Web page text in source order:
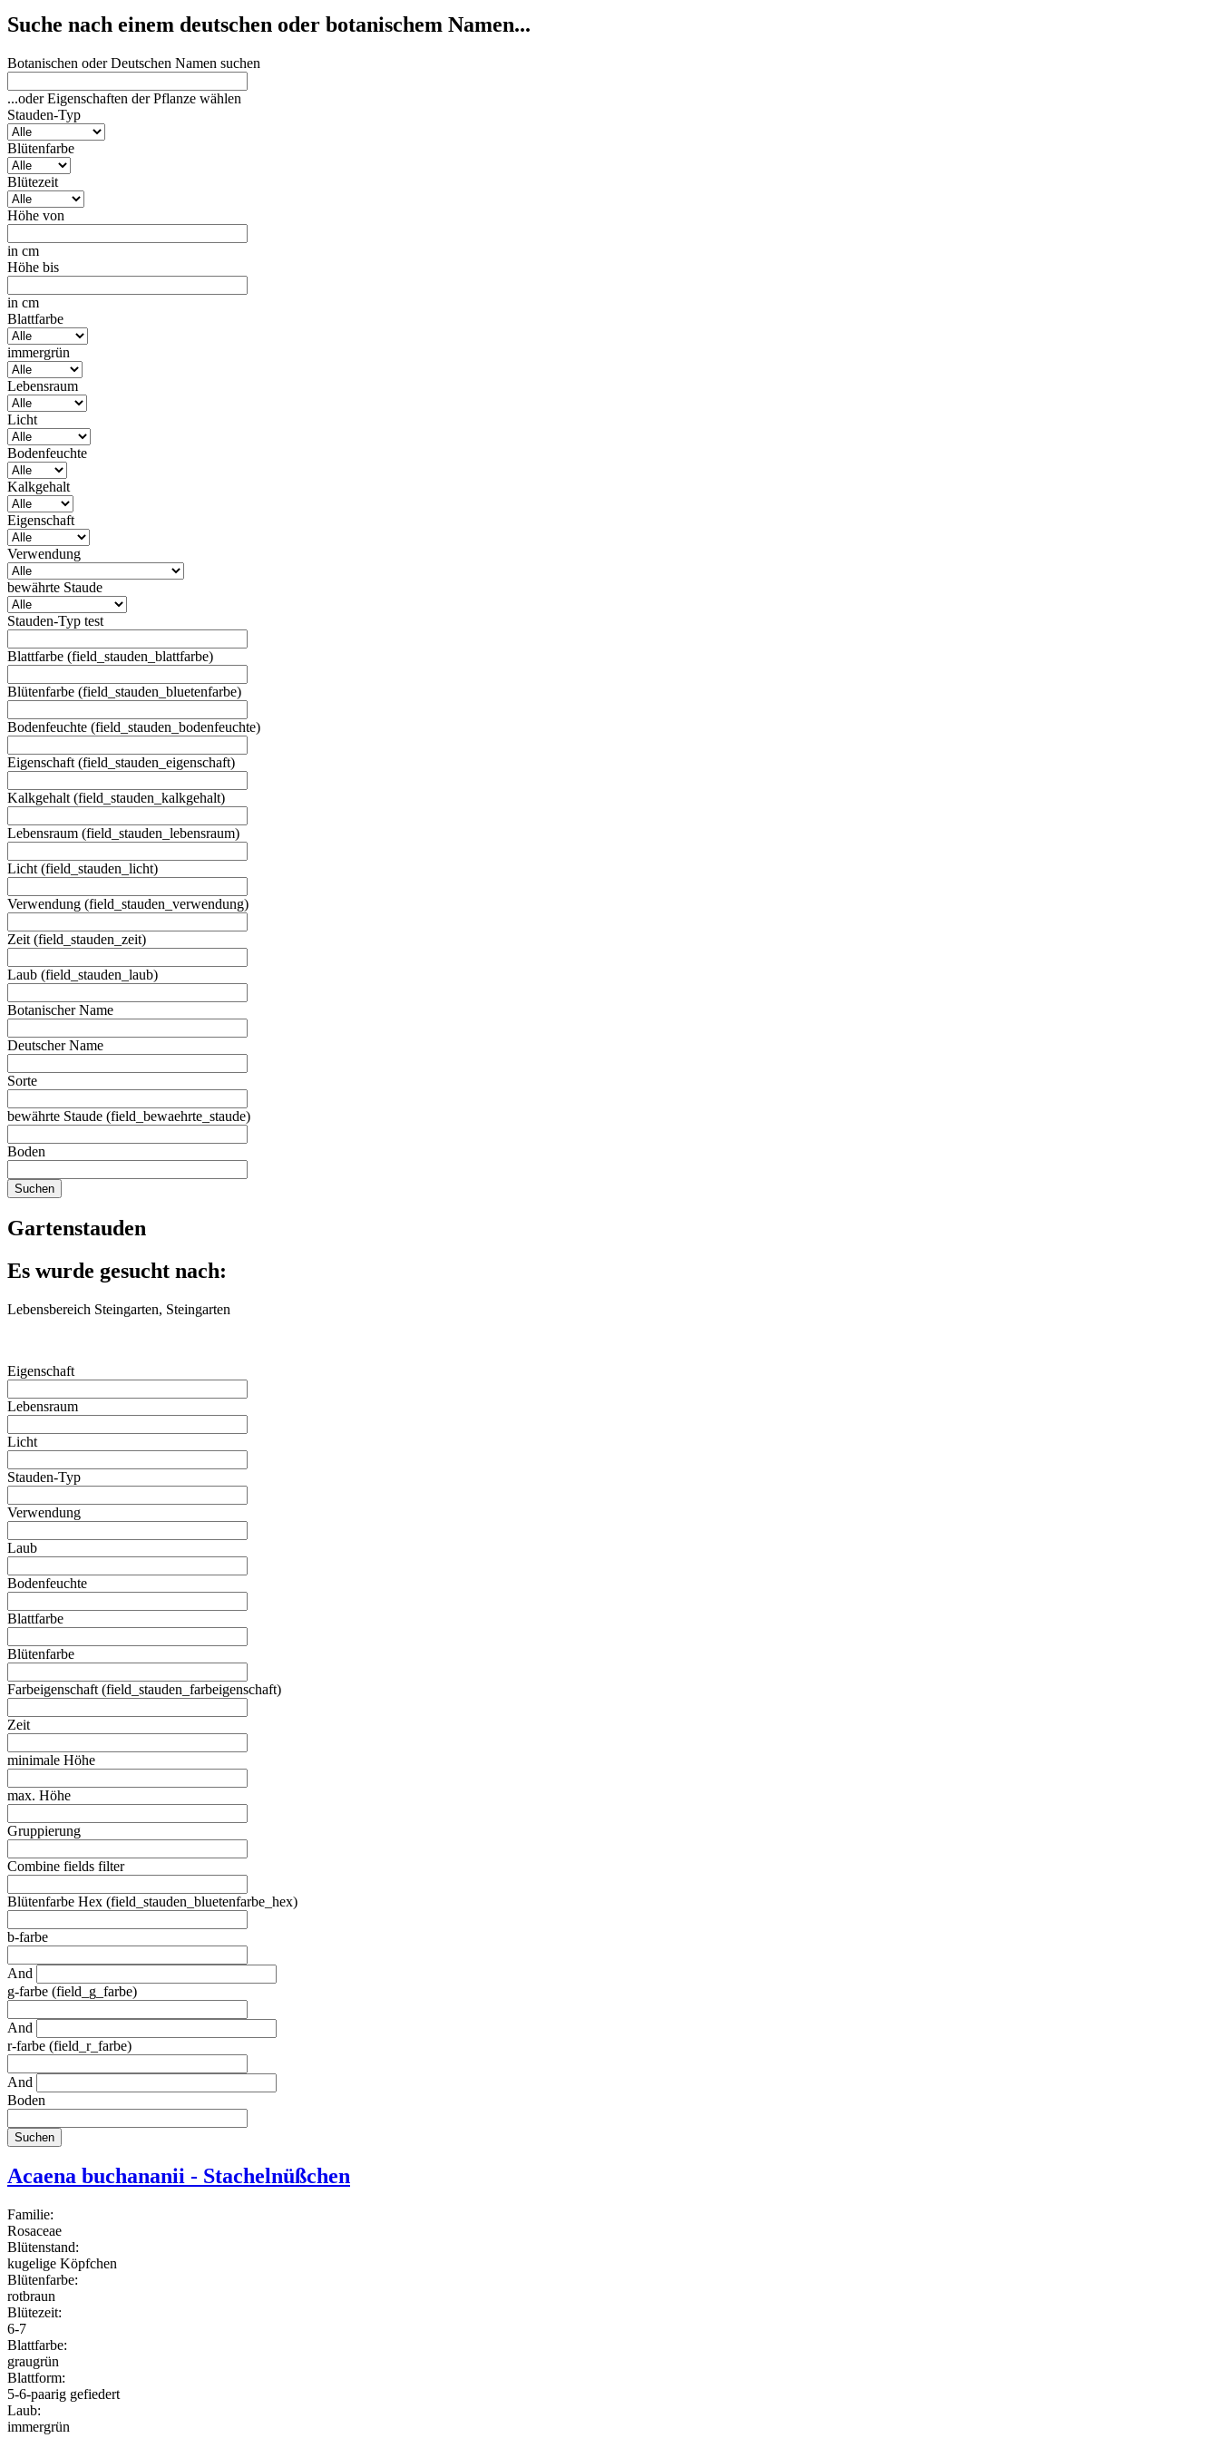
Suche nach einem deutschen oder botanischem Namen...
Botanischen oder Deutschen Namen suchen
...oder Eigenschaften der Pflanze wählen
Stauden-Typ
Blütenfarbe
Blütezeit
Höhe von
in cm
Höhe bis
in cm
Blattfarbe
immergrün
Lebensraum
Licht
Bodenfeuchte
Kalkgehalt
Eigenschaft
Verwendung
bewährte Staude
Stauden-Typ test
Blattfarbe (field_stauden_blattfarbe)
Blütenfarbe (field_stauden_bluetenfarbe)
Bodenfeuchte (field_stauden_bodenfeuchte)
Eigenschaft (field_stauden_eigenschaft)
Kalkgehalt (field_stauden_kalkgehalt)
Lebensraum (field_stauden_lebensraum)
Licht (field_stauden_licht)
Verwendung (field_stauden_verwendung)
Zeit (field_stauden_zeit)
Laub (field_stauden_laub)
Botanischer Name
Deutscher Name
Sorte
bewährte Staude (field_bewaehrte_staude)
Boden
Gartenstauden
Es wurde gesucht nach:
Lebensbereich Steingarten, Steingarten
Eigenschaft
Lebensraum
Licht
Stauden-Typ
Verwendung
Laub
Bodenfeuchte
Blattfarbe
Blütenfarbe
Farbeigenschaft (field_stauden_farbeigenschaft)
Zeit
minimale Höhe
max. Höhe
Gruppierung
Combine fields filter
Blütenfarbe Hex (field_stauden_bluetenfarbe_hex)
b-farbe
And
g-farbe (field_g_farbe)
And
r-farbe (field_r_farbe)
And
Boden
Acaena buchananii - Stachelnüßchen
Familie:
Rosaceae
Blütenstand:
kugelige Köpfchen
Blütenfarbe:
rotbraun
Blütezeit:
6-7
Blattfarbe:
graugrün
Blattform:
5-6-paarig gefiedert
Laub:
immergrün